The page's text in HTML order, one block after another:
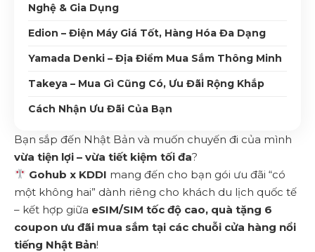
Nghệ & Gia Dụng
Edion – Điện Máy Giá Tốt, Hàng Hóa Đa Dạng
Yamada Denki – Địa Điểm Mua Sắm Thông Minh
Takeya – Mua Gì Cũng Có, Ưu Đãi Rộng Khắp
Cách Nhận Ưu Đãi Của Bạn
Bạn sắp đến Nhật Bản và muốn chuyến đi của mình
vừa tiện lợi – vừa tiết kiệm tối đa?
Gohub x KDDI mang đến cho bạn gói ưu đãi “có
một không hai” dành riêng cho khách du lịch quốc tế
– kết hợp giữa eSIM/SIM tốc độ cao, quà tặng 6
coupon ưu đãi mua sắm tại các chuỗi cửa hàng nổi
tiếng Nhật Bản!